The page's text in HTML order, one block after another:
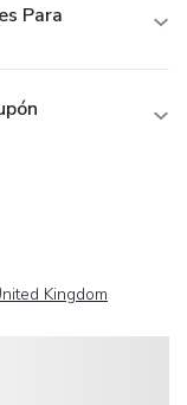
Para
Kingdom